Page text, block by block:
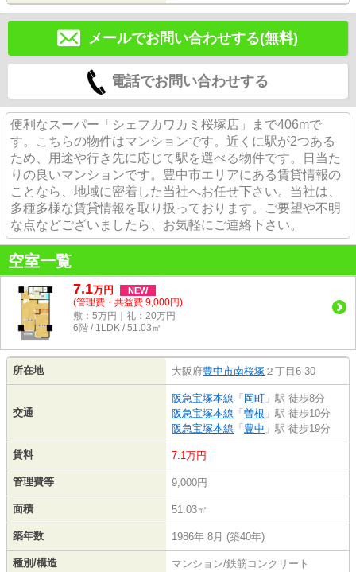
メールでお問い合わせする(無料)
電話でお問い合わせする
便利なスーパー「シェフカワカミ桜塚店」まで406mで
す。こちらの物件はマンションです。近くに駅が2つある
ため、用途や行き先に応じて駅を選べる物件です。日当た
りの良いマンションです。豊中市エリアにある賃貸情報の
ことなら、地域に密着した当社へお任せ下さい。当社は、
多種多様な賃貸情報を取り扱っております。ご要望や不明
な点などございましたら、お気軽にご連絡下さい。
空室一覧
7.1万円 NEW
(管理費・共益費 9,000円)
敷：5万円｜礼：20万円
6階 / 1LDK / 51.03㎡
所在地 大阪府豊中市南桜塚 ２丁目6-30
交通
阪急宝塚本線 「 岡町 」駅 徒歩8分
阪急宝塚本線 「 曽根 」駅 徒歩10分
阪急宝塚本線 「 豊中 」駅 徒歩19分
賃料 7.1万円
管理費等 9,000円
面積 51.03㎡
築年数 1986年 8月 (築40年)
種別/構造 マンション/鉄筋コンクリート